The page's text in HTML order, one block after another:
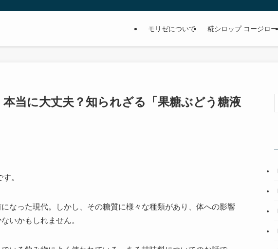
モリゼについて 糀シロップ コージロー
当に大丈夫？知られざる「果糖ぶどう糖液
。
なった現代。しかし、その糖質に様々な種類があり、体への影響
いかもしれません。